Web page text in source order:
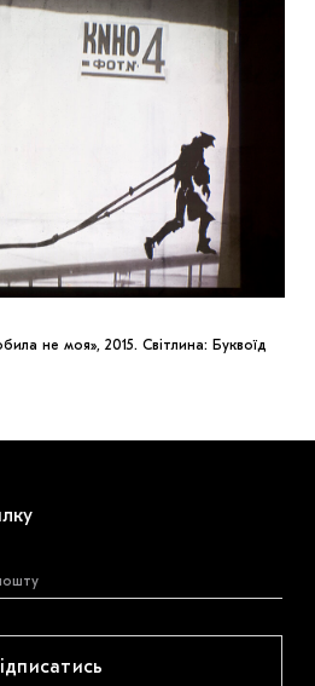
не моя», 2015. Світлина: Буквоїд